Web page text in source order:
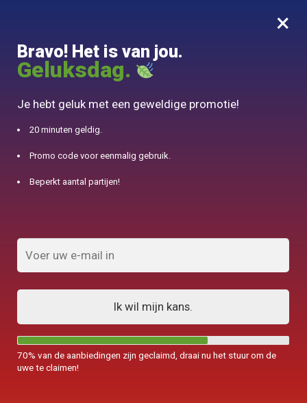
0
10% aangeboden voor 50€ aankopen met DJINN-code10
×
Bravo! Het is van jou.
Geluksdag.
Je hebt geluk met een geweldige promotie!
20 minuten geldig.
Promo code voor eenmalig gebruik.
Beperkt aantal partijen!
Ik wil mijn kans.
70% van de aanbiedingen zijn geclaimd, draai nu het stuur om de
uwe te claimen!